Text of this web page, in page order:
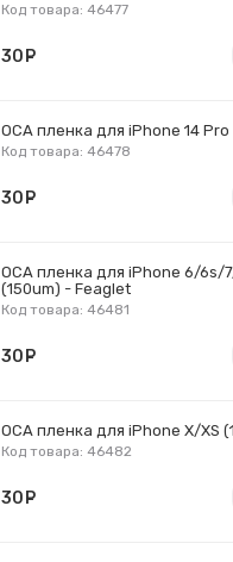
Код товара: 46477
30
OCA пленка для iPhone 14
Код товара: 46478
30
OCA пленка для iPhone 6/6s/
(150um) - Feaglet
Код товара: 46481
30
OCA пленка для iPhone X/XS
Код товара: 46482
30